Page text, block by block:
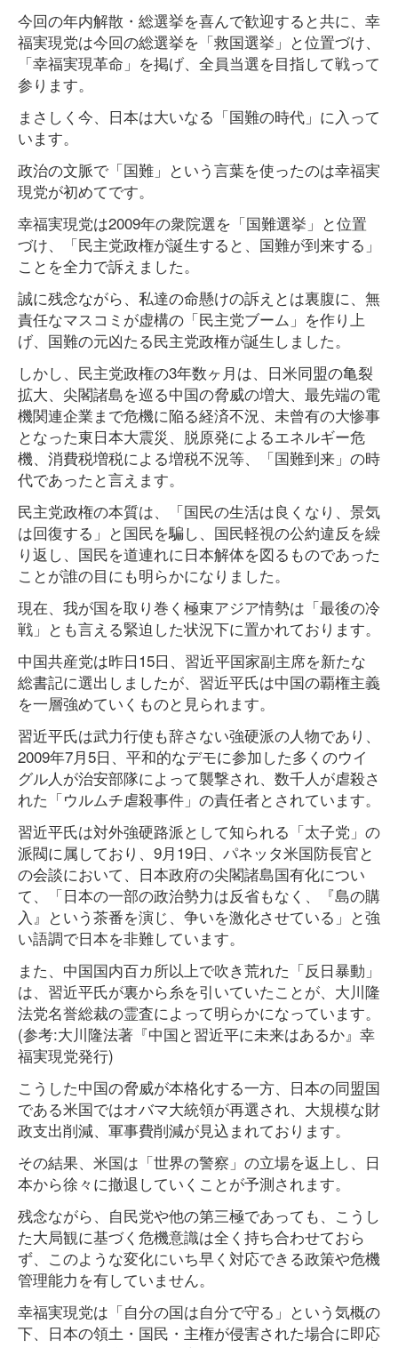
今回の年内解散・総選挙を喜んで歓迎すると共に、幸
福実現党は今回の総選挙を「救国選挙」と位置づけ、
「幸福実現革命」を掲げ、全員当選を目指して戦って
参ります。
まさしく今、日本は大いなる「国難の時代」に入って
います。
政治の文脈で「国難」という言葉を使ったのは幸福実
現党が初めてです。
幸福実現党は2009年の衆院選を「国難選挙」と位置
づけ、「民主党政権が誕生すると、国難が到来する」
ことを全力で訴えました。
誠に残念ながら、私達の命懸けの訴えとは裏腹に、無
責任なマスコミが虚構の「民主党ブーム」を作り上
げ、国難の元凶たる民主党政権が誕生しました。
しかし、民主党政権の3年数ヶ月は、日米同盟の亀裂
拡大、尖閣諸島を巡る中国の脅威の増大、最先端の電
機関連企業まで危機に陥る経済不況、未曾有の大惨事
となった東日本大震災、脱原発によるエネルギー危
機、消費税増税による増税不況等、「国難到来」の時
代であったと言えます。
民主党政権の本質は、「国民の生活は良くなり、景気
は回復する」と国民を騙し、国民軽視の公約違反を繰
り返し、国民を道連れに日本解体を図るものであった
ことが誰の目にも明らかになりました。
現在、我が国を取り巻く極東アジア情勢は「最後の冷
戦」とも言える緊迫した状況下に置かれております。
中国共産党は昨日15日、習近平国家副主席を新たな
総書記に選出しましたが、習近平氏は中国の覇権主義
を一層強めていくものと見られます。
習近平氏は武力行使も辞さない強硬派の人物であり、
2009年7月5日、平和的なデモに参加した多くのウイ
グル人が治安部隊によって襲撃され、数千人が虐殺さ
れた「ウルムチ虐殺事件」の責任者とされています。
習近平氏は対外強硬路派として知られる「太子党」の
派閥に属しており、9月19日、パネッタ米国防長官と
の会談において、日本政府の尖閣諸島国有化につい
て、「日本の一部の政治勢力は反省もなく、『島の購
入』という茶番を演じ、争いを激化させている」と強
い語調で日本を非難しています。
また、中国国内百カ所以上で吹き荒れた「反日暴動」
は、習近平氏が裏から糸を引いていたことが、大川隆
法党名誉総裁の霊査によって明らかになっています。
(参考:大川隆法著『中国と習近平に未来はあるか』幸
福実現党発行)
こうした中国の脅威が本格化する一方、日本の同盟国
である米国ではオバマ大統領が再選され、大規模な財
政支出削減、軍事費削減が見込まれております。
その結果、米国は「世界の警察」の立場を返上し、日
本から徐々に撤退していくことが予測されます。
残念ながら、自民党や他の第三極であっても、こうし
た大局観に基づく危機意識は全く持ち合わせておら
ず、このような変化にいち早く対応できる政策や危機
管理能力を有していません。
幸福実現党は「自分の国は自分で守る」という気概の
下、日本の領土・国民・主権が侵害された場合に即応